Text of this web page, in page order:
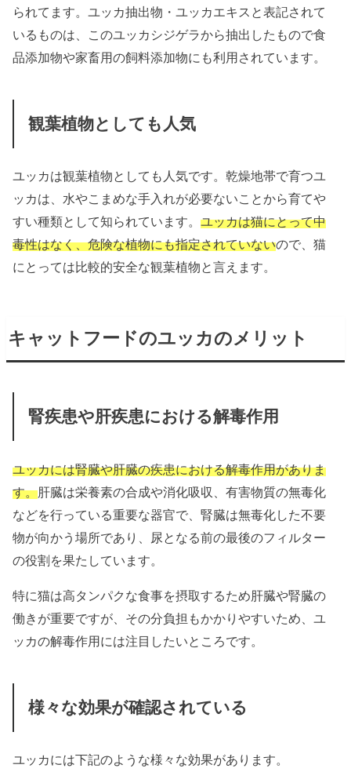
られてます。ユッカ抽出物・ユッカエキスと表記されて
いるものは、このユッカシジゲラから抽出したもので食
品添加物や家畜用の飼料添加物にも利用されています。
観葉植物としても人気
ユッカは観葉植物としても人気です。乾燥地帯で育つユ
ッカは、水やこまめな手入れが必要ないことから育てや
すい種類として知られています。ユッカは猫にとって中
毒性はなく、危険な植物にも指定されていないので、猫
にとっては比較的安全な観葉植物と言えます。
キャットフードのユッカのメリット
腎疾患や肝疾患における解毒作用
ユッカには腎臓や肝臓の疾患における解毒作用がありま
す。肝臓は栄養素の合成や消化吸収、有害物質の無毒化
などを行っている重要な器官で、腎臓は無毒化した不要
物が向かう場所であり、尿となる前の最後のフィルター
の役割を果たしています。
特に猫は高タンパクな食事を摂取するため肝臓や腎臓の
働きが重要ですが、その分負担もかかりやすいため、ユ
ッカの解毒作用には注目したいところです。
様々な効果が確認されている
ユッカには下記のような様々な効果があります。